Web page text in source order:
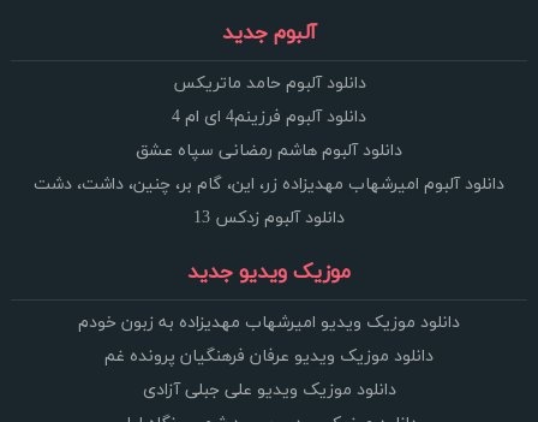
آلبوم جدید
دانلود آلبوم حامد ماتریکس
دانلود آلبوم فرزینم4 ای ام 4
دانلود آلبوم هاشم رمضانی سپاه عشق
دانلود آلبوم امیرشهاب مهدیزاده زر، این، گام بر، چنین، داشت، دشت
دانلود آلبوم زدکس 13
موزیک ویدیو جدید
دانلود موزیک ویدیو امیرشهاب مهدیزاده به زبون خودم
دانلود موزیک ویدیو عرفان فرهنگیان پرونده غم
دانلود موزیک ویدیو علی جبلی آزادی